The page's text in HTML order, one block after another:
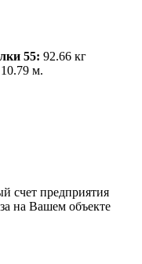
55: 92.66 кг
10.79 м.
счет предприятия
на Вашем объекте